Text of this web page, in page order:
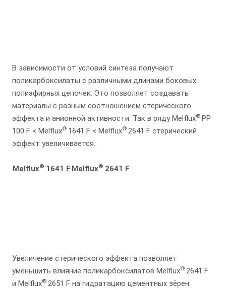
В зависимости от условий синтеза получают
поликарбоксилаты с различными длинами боковых
полиэфирных цепочек. Это позволяет создавать
материалы с разным соотношением стерического
эффекта и анионной активности. Так в ряду Melflux® PP
100 F < Melflux® 1641 F < Melflux® 2641 F стерический
эффект увеличивается.
Melflux® 1641 F Melflux® 2641 F
Увеличение стерического эффекта позволяет
уменьшить влияние поликарбоксилатов Melflux® 2641 F
и Melflux® 2651 F на гидратацию цементных зёрен.